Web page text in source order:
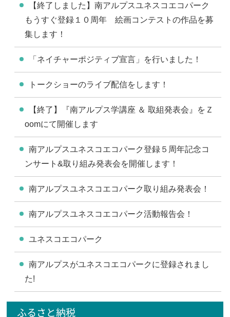
【終了しました】南アルプスユネスコエコパーク
もうすぐ登録１０周年 絵画コンテストの作品を募
集します！
「ネイチャーポジティブ宣言」を行いました！
トークショーのライブ配信をします！
【終了】『南アルプス学講座 ＆ 取組発表会』をＺ
oomにて開催します
南アルプスユネスコエコパーク登録５周年記念コ
ンサート&取り組み発表会を開催します！
南アルプスユネスコエコパーク取り組み発表会！
南アルプスユネスコエコパーク活動報告会！
ユネスコエコパーク
南アルプスがユネスコエコパークに登録されまし
た!
ふるさと納税